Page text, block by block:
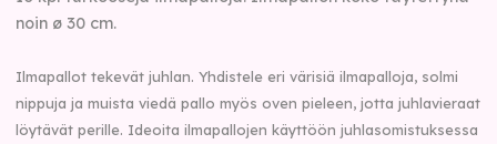
noin ø 30 cm.
Ilmapallot tekevät juhlan. Yhdistele eri värisiä ilmapalloja, solmi
nippuja ja muista viedä pallo myös oven pieleen, jotta juhlavieraat
löytävät perille. Ideoita ilmapallojen käyttöön juhlasomistuksessa